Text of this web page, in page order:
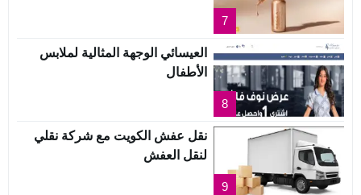
7
8
العيسائي الوجهة المثالية لملابس
الأطفال
9
نقل عفش الكويت مع شركة نقلي
لنقل العفش